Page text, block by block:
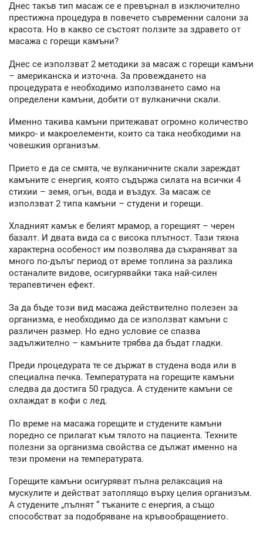
Днес такъв тип масаж се е превърнал в изключително
престижна процедура в повечето съвременни салони за
красота. Но в какво се състоят ползите за здравето от
масажа с горещи камъни?
Днес се използват 2 методики за масаж с горещи камъни
– американска и източна. За провеждането на
процедурата е необходимо използването само на
определени камъни, добити от вулканични скали.
Именно такива камъни притежават огромно количество
микро- и макроелементи, които са така необходими на
човешкия организъм.
Прието е да се смята, че вулканичните скали зареждат
камъните с енергия, която съдържа силата на всички 4
стихии – земя, огън, вода и въздух. За масаж се
използват 2 типа камъни – студени и горещи.
Хладният камък е белият мрамор, а горещият – черен
базалт. И двата вида са с висока плътност. Тази тяхна
характерна особеност им позволява да съхраняват за
много по-дълъг период от време топлина за разлика
останалите видове, осигурявайки така най-силен
терапевтичен ефект.
За да бъде този вид масажа действително полезен за
организма, е необходимо да се използват камъни с
различен размер. Но едно условие се спазва
задължително – камъните трябва да бъдат гладки.
Преди процедурата те се държат в студена вода или в
специална печка. Температурата на горещите камъни
следва да достига 50 градуса. А студените камъни се
охлаждат в кофи с лед.
По време на масажа горещите и студените камъни
поредно се прилагат към тялото на пациента. Техните
полезни за организма свойства се дължат именно на
тези промени на температурата.
Горещите камъни осигуряват пълна релаксация на
мускулите и действат затоплящо върху целия организъм.
А студените „пълнят “ тъканите с енергия, а също
способстват за подобряване на кръвообращението.